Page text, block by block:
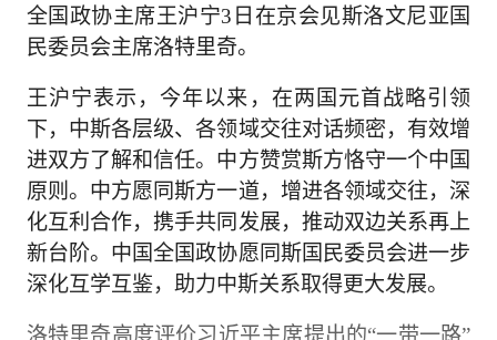
全国政协主席王沪宁3日在京会见斯洛文尼亚国
民委员会主席洛特里奇。
王沪宁表示，今年以来，在两国元首战略引领
下，中斯各层级、各领域交往对话频密，有效增
进双方了解和信任。中方赞赏斯方恪守一个中国
原则。中方愿同斯方一道，增进各领域交往，深
化互利合作，携手共同发展，推动双边关系再上
新台阶。中国全国政协愿同斯国民委员会进一步
深化互学互鉴，助力中斯关系取得更大发展。
洛特里奇高度评价习近平主席提出的“一带一路”